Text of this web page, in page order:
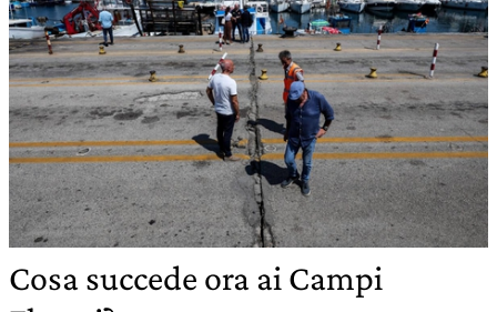
Cosa succede ora ai Campi